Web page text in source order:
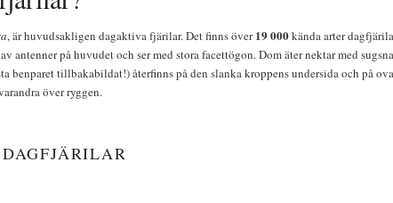
, är huvudsakligen dagaktiva fjärilar. Det finns över19 000kända arter
antenner på huvudet och ser med stora facettögon. Dom äter nektar med
benparet tillbakabildat!) återfinns på den slanka kroppens undersida och på
över ryggen.